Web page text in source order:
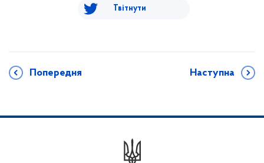
Твітнути
Попередня Наступна